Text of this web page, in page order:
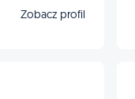
Zobacz profil